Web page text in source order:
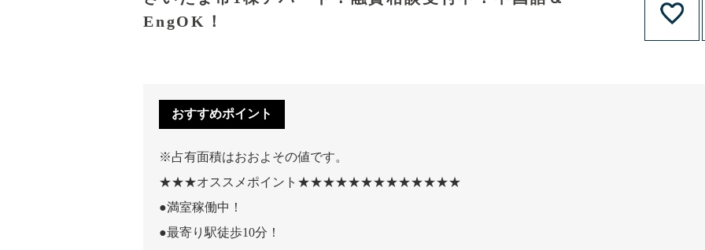
EngOK！
おすすめポイント
※占有面積はおおよその値です。
★★★オススメポイント★★★★★★★★★★★★★
●満室稼働中！
●最寄り駅徒歩10分！